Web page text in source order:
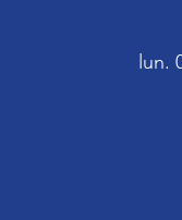
lun.